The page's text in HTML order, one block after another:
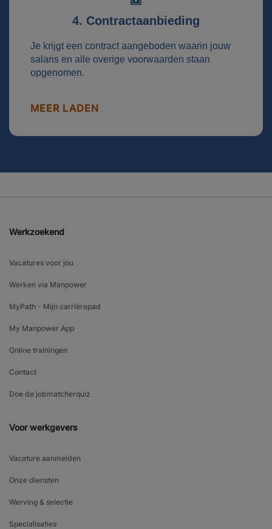
4. Contractaanbieding
Je krijgt een contract aangeboden waarin jouw
salaris en alle overige voorwaarden staan
opgenomen.
MEER LADEN
Werkzoekend
Vacatures voor jou
Werken via Manpower
MyPath - Mijn carrièrepad
My Manpower App
Online trainingen
Contact
Doe de jobmatcherquiz
Voor werkgevers
Vacature aanmelden
Onze diensten
Werving & selectie
Specialisaties